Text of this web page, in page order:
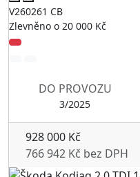
V260261 CB
Zlevněno o 20 000 Kč
DO PROVOZU
3/2025
928 000 Kč
766 942 Kč bez DPH